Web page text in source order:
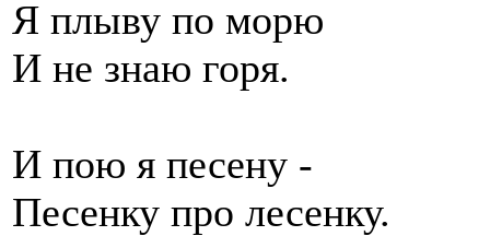
Я плыву по морю
И не знаю горя.
И пою я песену -
Песенку про лесенку.